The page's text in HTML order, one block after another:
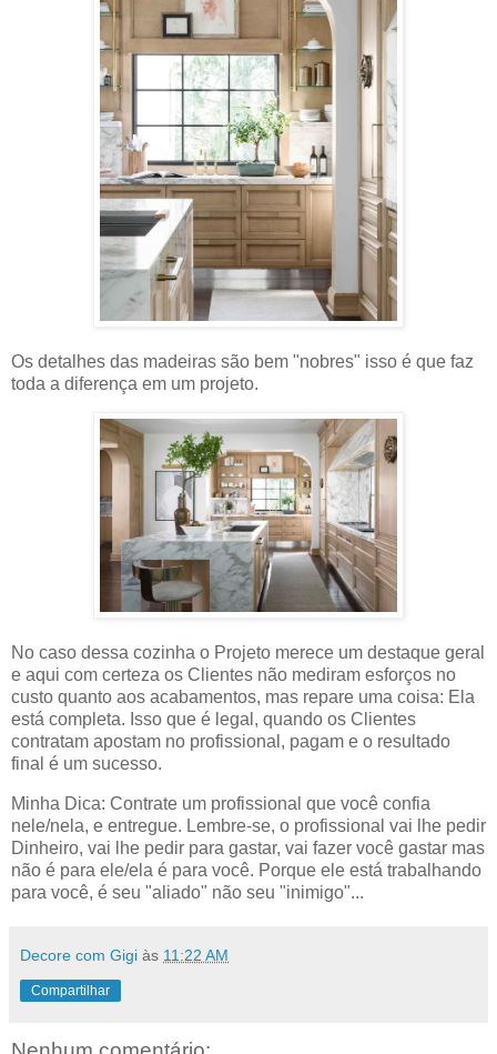
Os detalhes das madeiras são bem "nobres" isso é que faz
toda a diferença em um projeto.
No caso dessa cozinha o Projeto merece um destaque geral
e aqui com certeza os Clientes não mediram esforços no
custo quanto aos acabamentos, mas repare uma coisa: Ela
está completa. Isso que é legal, quando os Clientes
contratam apostam no profissional, pagam e o resultado
final é um sucesso.
Minha Dica: Contrate um profissional que você confia
nele/nela, e entregue. Lembre-se, o profissional vai lhe pedir
Dinheiro, vai lhe pedir para gastar, vai fazer você gastar mas
não é para ele/ela é para você. Porque ele está trabalhando
para você, é seu "aliado" não seu "inimigo"...
Decore com Gigi às 11:22 AM
Compartilhar